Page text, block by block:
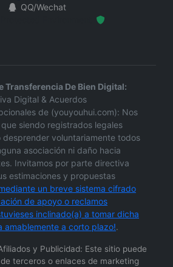
QQ/Wechat
Transferencia De Bien Digital:
Digital & Acuerdos
de (youyouhui.com): Nos
siendo registrados legales
desprender voluntariamente todos
asociación ni daño hacia
Invitamos por parte directiva
estimaciones y propuestas
un breve sistema cifrado
de apoyo o reclamos
inclinado(a) a tomar dicha
amablemente a corto plazo!.
y Publicidad: Este sitio puede
terceros o enlaces de marketing